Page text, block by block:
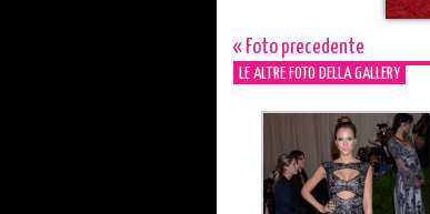
« Foto precedente
LE ALTRE FOTO DELLA GALLERY